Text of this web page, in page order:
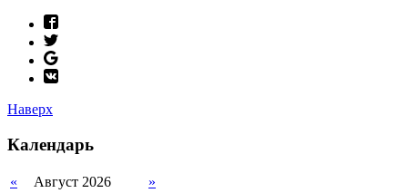
Наверх
Календарь
« Август 2026
»